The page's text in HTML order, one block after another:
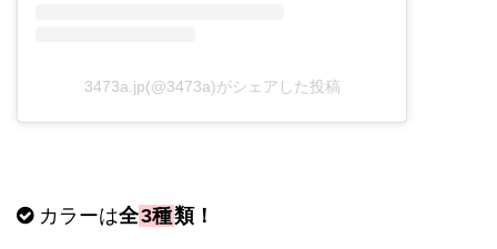
3473a.jp(@3473a)がシェアした投稿
カラーは全3種類！